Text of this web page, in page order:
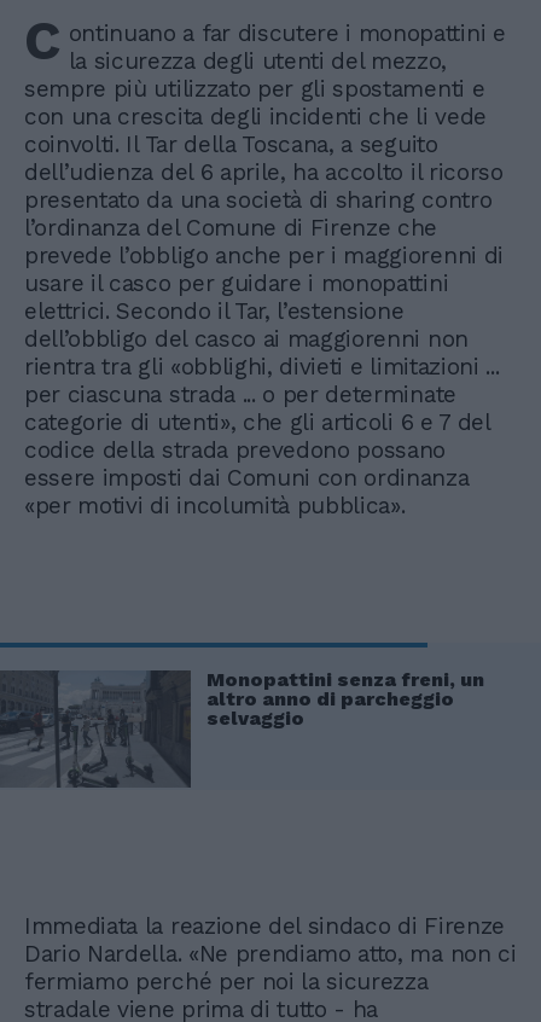
C ontinuano a far discutere i monopattini e
la sicurezza degli utenti del mezzo,
sempre più utilizzato per gli spostamenti e
con una crescita degli incidenti che li vede
coinvolti. Il Tar della Toscana, a seguito
dell’udienza del 6 aprile, ha accolto il ricorso
presentato da una società di sharing contro
l’ordinanza del Comune di Firenze che
prevede l’obbligo anche per i maggiorenni di
usare il casco per guidare i monopattini
elettrici. Secondo il Tar, l’estensione
dell’obbligo del casco ai maggiorenni non
rientra tra gli «obblighi, divieti e limitazioni ...
per ciascuna strada ... o per determinate
categorie di utenti», che gli articoli 6 e 7 del
codice della strada prevedono possano
essere imposti dai Comuni con ordinanza
«per motivi di incolumità pubblica».
Monopattini senza freni, un
altro anno di parcheggio
selvaggio
Immediata la reazione del sindaco di Firenze
Dario Nardella. «Ne prendiamo atto, ma non ci
fermiamo perché per noi la sicurezza
stradale viene prima di tutto - ha